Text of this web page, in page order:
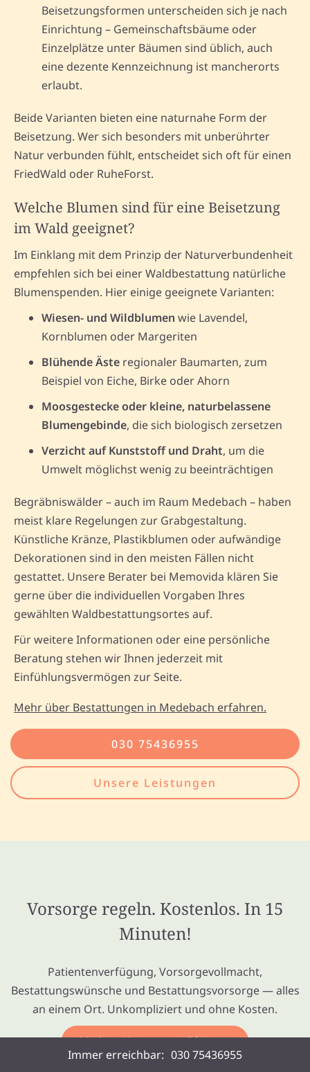
Beisetzungsformen unterscheiden sich je nach
Einrichtung – Gemeinschaftsbäume oder
Einzelplätze unter Bäumen sind üblich, auch
eine dezente Kennzeichnung ist mancherorts
erlaubt.
Beide Varianten bieten eine naturnahe Form der
Beisetzung. Wer sich besonders mit unberührter
Natur verbunden fühlt, entscheidet sich oft für einen
FriedWald oder RuheForst.
Welche Blumen sind für eine Beisetzung
im Wald geeignet?
Im Einklang mit dem Prinzip der Naturverbundenheit
empfehlen sich bei einer Waldbestattung natürliche
Blumenspenden. Hier einige geeignete Varianten:
Wiesen- und Wildblumen wie Lavendel,
Kornblumen oder Margeriten
Blühende Äste regionaler Baumarten, zum
Beispiel von Eiche, Birke oder Ahorn
Moosgestecke oder kleine, naturbelassene
Blumengebinde, die sich biologisch zersetzen
Verzicht auf Kunststoff und Draht, um die
Umwelt möglichst wenig zu beeinträchtigen
Begräbniswälder – auch im Raum Medebach – haben
meist klare Regelungen zur Grabgestaltung.
Künstliche Kränze, Plastikblumen oder aufwändige
Dekorationen sind in den meisten Fällen nicht
gestattet. Unsere Berater bei Memovida klären Sie
gerne über die individuellen Vorgaben Ihres
gewählten Waldbestattungsortes auf.
Für weitere Informationen oder eine persönliche
Beratung stehen wir Ihnen jederzeit mit
Einfühlungsvermögen zur Seite.
Mehr über Bestattungen in Medebach erfahren.
030 75436955
Unsere Leistungen
Vorsorge regeln. Kostenlos. In 15
Minuten!
Patientenverfügung, Vorsorgevollmacht,
Bestattungswünsche und Bestattungsvorsorge — alles
an einem Ort. Unkompliziert und ohne Kosten.
Meine Vorsorge Planen
Immer erreichbar: 030 75436955